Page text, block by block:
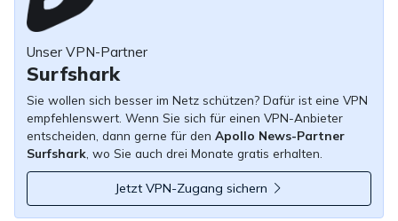
Unser VPN-Partner
Surfshark
Sie wollen sich besser im Netz schützen? Dafür ist eine VPN
empfehlenswert. Wenn Sie sich für einen VPN-Anbieter
entscheiden, dann gerne für den Apollo News-Partner
Surfshark, wo Sie auch drei Monate gratis erhalten.
Jetzt VPN-Zugang sichern